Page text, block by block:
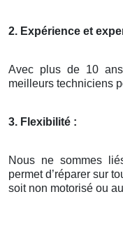
2. Expérience et
Avec plus de 10
meilleurs techniciens
3. Flexibilité :
Nous ne sommes
permet d’réparer sur
soit non motorisé ou